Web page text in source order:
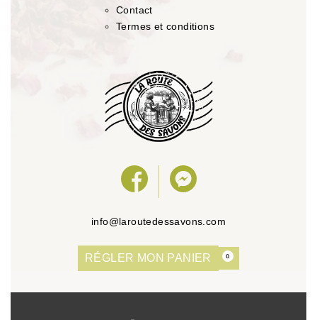
Contact
Termes et conditions
info@laroutedessavons.com
RÉGLER MON PANIER 0